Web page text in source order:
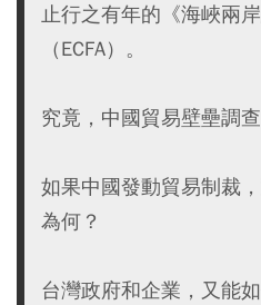
止行之有年的《海峽兩
（ECFA）。
究竟，中國貿易壁壘調
如果中國發動貿易制裁
為何？
台灣政府和企業，又能